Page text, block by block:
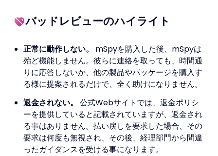
バッドレビューのハイライト
正常に動作しない。
mSpyを購入した後、mSpyは
殆ど機能しません。彼らに連絡を取っても、時間通
りに応答しないか、他の製品やパッケージを購入す
る様に提案されるだけで、全く助けになりません。
返金されない。
公式Webサイトでは、返金ポリシ
ーを提供していると記載されていますが、返金され
る事はありません。払い戻しを要求した場合、その
要求は何度も無視され、その後、経理部門から間違
ったガイダンスを受ける事になります。